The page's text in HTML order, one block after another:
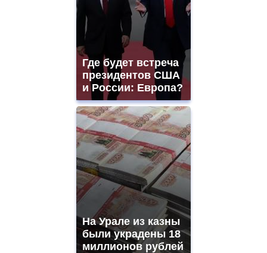
Где будет встреча
президентов США
и России: Европа?
На Урале из казны
были украдены 18
миллионов рублей